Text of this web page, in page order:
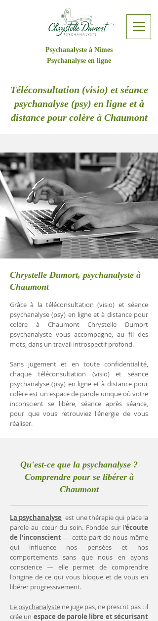
Psychanalyste à Nîmes
Psychanalyse en ligne
Téléconsultation (visio) et séance
psychanalyse (psy) en ligne et à
distance pour colère à Chaumont
Chrystelle Dumort, psychanalyste à
Chaumont
Grâce à la téléconsultation (visio) et séance
psychanalyse (psy) en ligne et à distance pour
colère à Chaumont Chrystelle Dumort
psychanalyste vous accompagne, au fil des
mots, dans un travail introspectif profond.
Sans jugement et en toute confidentialité,
chaque téléconsultation (visio) et séance
psychanalyse (psy) en ligne et à distance pour
colère est un espace de parole unique où votre
inconscient se libère, séance après séance,
pour que vous retrouviez l'énergie de vous
réaliser.
Qu'est-ce que la psychanalyse ?
Comprendre pour se libérer à
Chaumont
La psychanalyse est une thérapie qui place la
parole au cœur du soin. Fondée sur l'écoute
de l'inconscient— cette part de nous-même
qui influence nos pensées et nos
comportements sans que nous en ayons
conscience — elle permet de comprendre
l'origine de ce qui vous bloque et de vous en
libérer progressivement.
Le psychanalyste ne juge pas, ne prescrit pas : il
crée un espace de parole libre et sécurisant